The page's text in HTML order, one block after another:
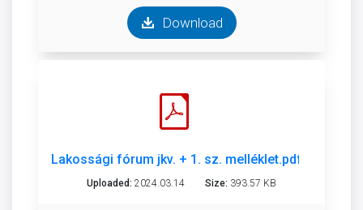
Download
Lakossági fórum jkv. + 1. sz. melléklet.pdf
Uploaded: 2024.03.14 Size: 393.57 KB